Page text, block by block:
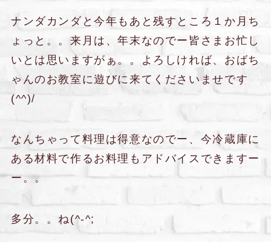
ナンダカンダと今年もあと残すところ１か月ち
ょっと。。来月は、年末なのでー皆さまお忙し
いとは思いますがぁ。。よろしければ、おばち
ゃんのお教室に遊びに来てくださいませです
(^^)/
なんちゃって料理は得意なのでー、今冷蔵庫に
ある材料で作るお料理もアドバイスできますー
ー。。
多分。。ね(^-^;